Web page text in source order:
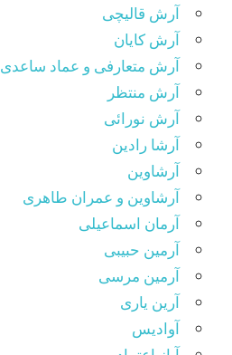
آرش قالیچی
آرش کایان
آرش متعارفی و عماد ساعدی
آرش منتظر
آرش نورائی
آرشا رادین
آرشاوین
آرشاوین و عمران طاهری
آرمان اسماعیلی
آرمین حبیبی
آرمین مرسی
آرین یاری
آوادیس